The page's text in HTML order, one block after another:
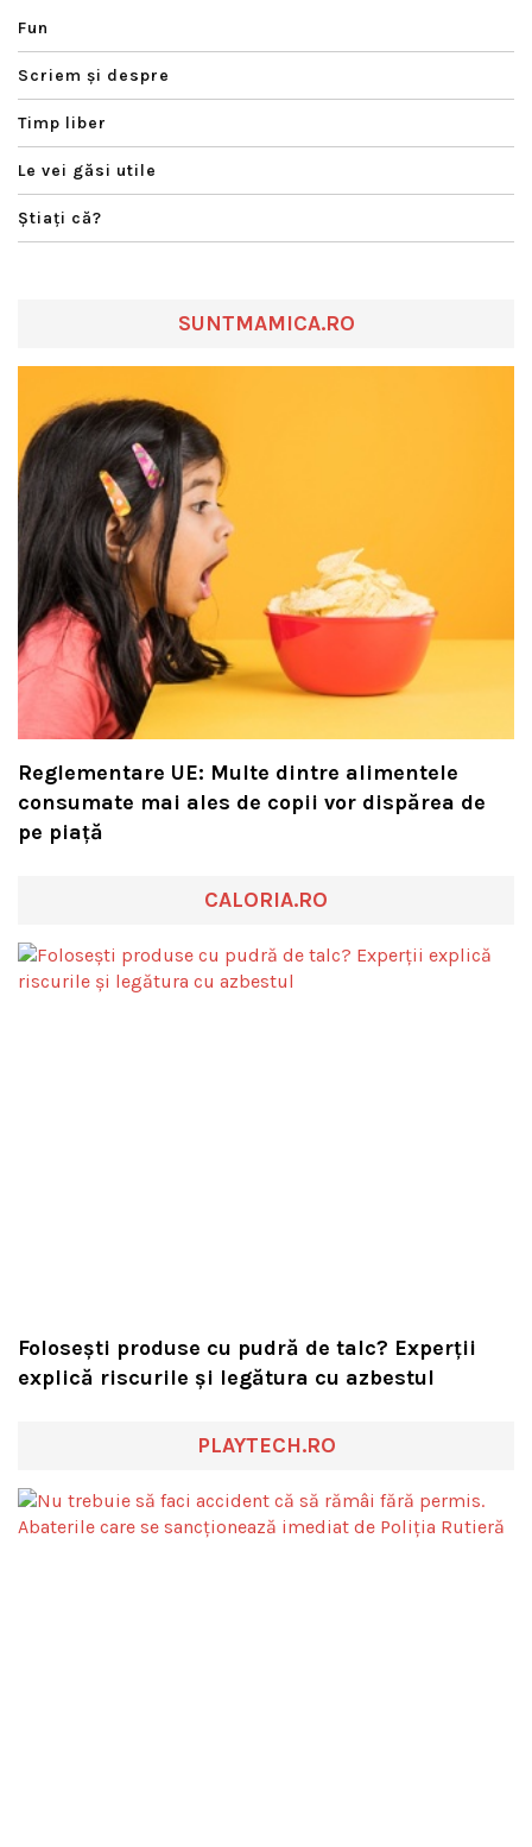
Fun
Scriem şi despre
Timp liber
Le vei găsi utile
Ştiaţi că?
SUNTMAMICA.RO
Reglementare UE: Multe dintre alimentele
consumate mai ales de copii vor dispărea de
pe piață
CALORIA.RO
Folosești produse cu pudră de talc? Experții
explică riscurile și legătura cu azbestul
PLAYTECH.RO